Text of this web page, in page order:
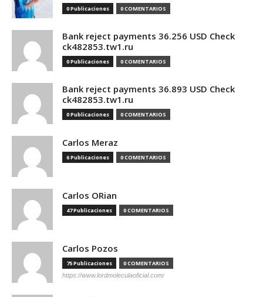
0 Publicaciones 0 COMENTARIOS
Bank reject payments 36.256 USD Check
ck482853.tw1.ru
0 Publicaciones 0 COMENTARIOS
Bank reject payments 36.893 USD Check
ck482853.tw1.ru
0 Publicaciones 0 COMENTARIOS
Carlos Meraz
6 Publicaciones 0 COMENTARIOS
Carlos ORian
47 Publicaciones 0 COMENTARIOS
Carlos Pozos
75 Publicaciones 0 COMENTARIOS
https://www.lordmoleculaoficial.com/